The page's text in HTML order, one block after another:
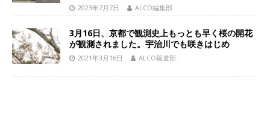
2023年7月7日 ALCO編集部
3月16日、京都で観測史上もっとも早く桜の開花
が観測されました。宇治川でも咲きはじめ
2021年3月16日 ALCO報道部